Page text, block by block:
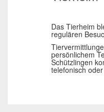
Das Tierheim
regulären
persönlichem
Schützlingen
telefonisch